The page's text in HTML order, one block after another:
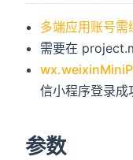
多端应用账号需
需要在
信小程序登录成
参数